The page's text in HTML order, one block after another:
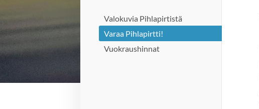
Valokuvia Pihlapirtistä
Varaa Pihlapirtti!
Vuokraushinnat